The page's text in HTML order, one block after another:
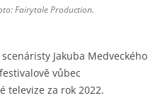
Fairytale Production.
scenáristy Jakuba Medveckého
vůbec
televize za rok 2022.